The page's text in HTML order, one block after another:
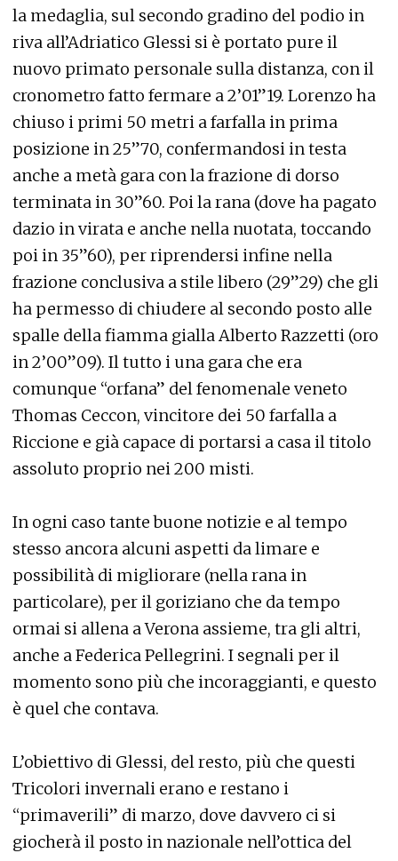
la medaglia, sul secondo gradino del podio in
riva all’Adriatico Glessi si è portato pure il
nuovo primato personale sulla distanza, con il
cronometro fatto fermare a 2’01”19. Lorenzo ha
chiuso i primi 50 metri a farfalla in prima
posizione in 25”70, confermandosi in testa
anche a metà gara con la frazione di dorso
terminata in 30”60. Poi la rana (dove ha pagato
dazio in virata e anche nella nuotata, toccando
poi in 35”60), per riprendersi infine nella
frazione conclusiva a stile libero (29”29) che gli
ha permesso di chiudere al secondo posto alle
spalle della fiamma gialla Alberto Razzetti (oro
in 2’00”09). Il tutto i una gara che era
comunque “orfana” del fenomenale veneto
Thomas Ceccon, vincitore dei 50 farfalla a
Riccione e già capace di portarsi a casa il titolo
assoluto proprio nei 200 misti.
In ogni caso tante buone notizie e al tempo
stesso ancora alcuni aspetti da limare e
possibilità di migliorare (nella rana in
particolare), per il goriziano che da tempo
ormai si allena a Verona assieme, tra gli altri,
anche a Federica Pellegrini. I segnali per il
momento sono più che incoraggianti, e questo
è quel che contava.
L’obiettivo di Glessi, del resto, più che questi
Tricolori invernali erano e restano i
“primaverili” di marzo, dove davvero ci si
giocherà il posto in nazionale nell’ottica del